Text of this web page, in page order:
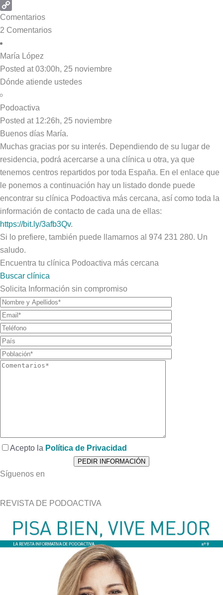
Email
Copy
Link
Comentarios
2 Comentarios
María López
Posted at 03:00h, 25 noviembre
Dónde atiende ustedes
Podoactiva
Posted at 12:26h, 25 noviembre
Buenos días María.
Muchas gracias por su interés. Dependiendo de su lugar de
residencia, podrá acercarse a una clínica u otra, ya que
tenemos centros repartidos por toda España. En el enlace que
le ponemos a continuación hay un listado donde puede
encontrar su clínica Podoactiva más cercana, así como toda la
información de contacto de cada una de ellas:
https://bit.ly/3afb3Qv.
Si lo prefiere, también puede llamarnos al 974 231 280. Un
saludo.
Encuentra tu clínica Podoactiva más cercana
Buscar clínica
Solicita Información sin compromiso
Acepto la Política de Privacidad
Síguenos en
REVISTA DE PODOACTIVA